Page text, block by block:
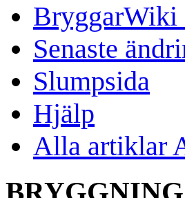
BryggarWiki
Senaste
Slumpsida
Hjälp
Alla artiklar